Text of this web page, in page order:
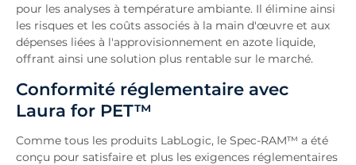
pour les analyses à température ambiante. Il élimine ainsi
les risques et les coûts associés à la main d'œuvre et aux
dépenses liées à l'approvisionnement en azote liquide,
offrant ainsi une solution plus rentable sur le marché.
Conformité réglementaire avec
Laura for PET™
Comme tous les produits LabLogic, le Spec-RAM™ a été
conçu pour satisfaire et plus les exigences réglementaires